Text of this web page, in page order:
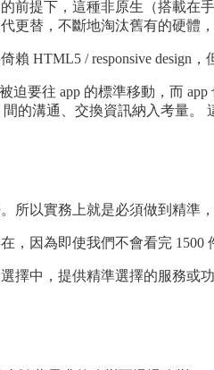
前提下，這種非原生（搭載
更替，不斷地淘汰舊有的硬體
賴 HTML5 / responsive design
迫要往 app 的標準移動，而
的溝通、交換資訊納入考量。
所以實務上就是必須做到精準，
，因為即使我們不會看完
擇中，提供精準選擇的服務或功